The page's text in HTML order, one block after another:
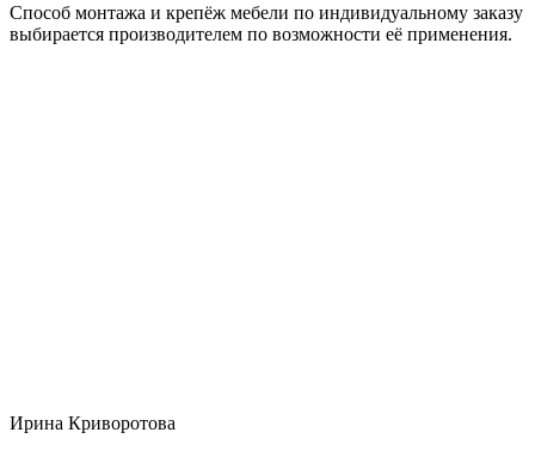
Способ монтажа и крепёж мебели по индивидуальному заказу
выбирается производителем по возможности её применения.
Ирина Криворотова